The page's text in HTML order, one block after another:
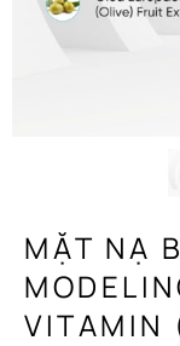
MẶT NẠ
VITAMIN